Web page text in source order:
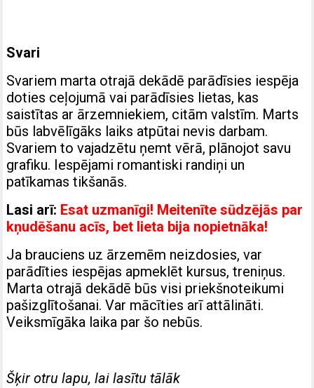
Svari
Svariem marta otrajā dekādē parādīsies iespēja
doties ceļojumā vai parādīsies lietas, kas
saistītas ar ārzemniekiem, citām valstīm. Marts
būs labvēlīgāks laiks atpūtai nevis darbam.
Svariem to vajadzētu ņemt vērā, plānojot savu
grafiku. Iespējami romantiski randiņi un
patīkamas tikšanās.
Lasi arī: Esat uzmanīgi! Meitenīte sūdzējās par
kņudēšanu acīs, bet lieta bija nopietnāka!
Ja brauciens uz ārzemēm neizdosies, var
parādīties iespējas apmeklēt kursus, treniņus.
Marta otrajā dekādē būs visi priekšnoteikumi
pašizglītošanai. Var mācīties arī attālināti.
Veiksmīgāka laika par šo nebūs.
Šķir otru lapu, lai lasītu tālāk